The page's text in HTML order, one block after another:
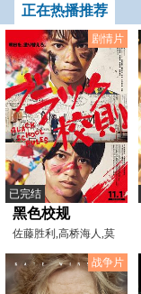
正在热播推荐
剧情片
已完结
黑色校规
佐藤胜利,高桥海人,莫
托拉·世理奈
战争片